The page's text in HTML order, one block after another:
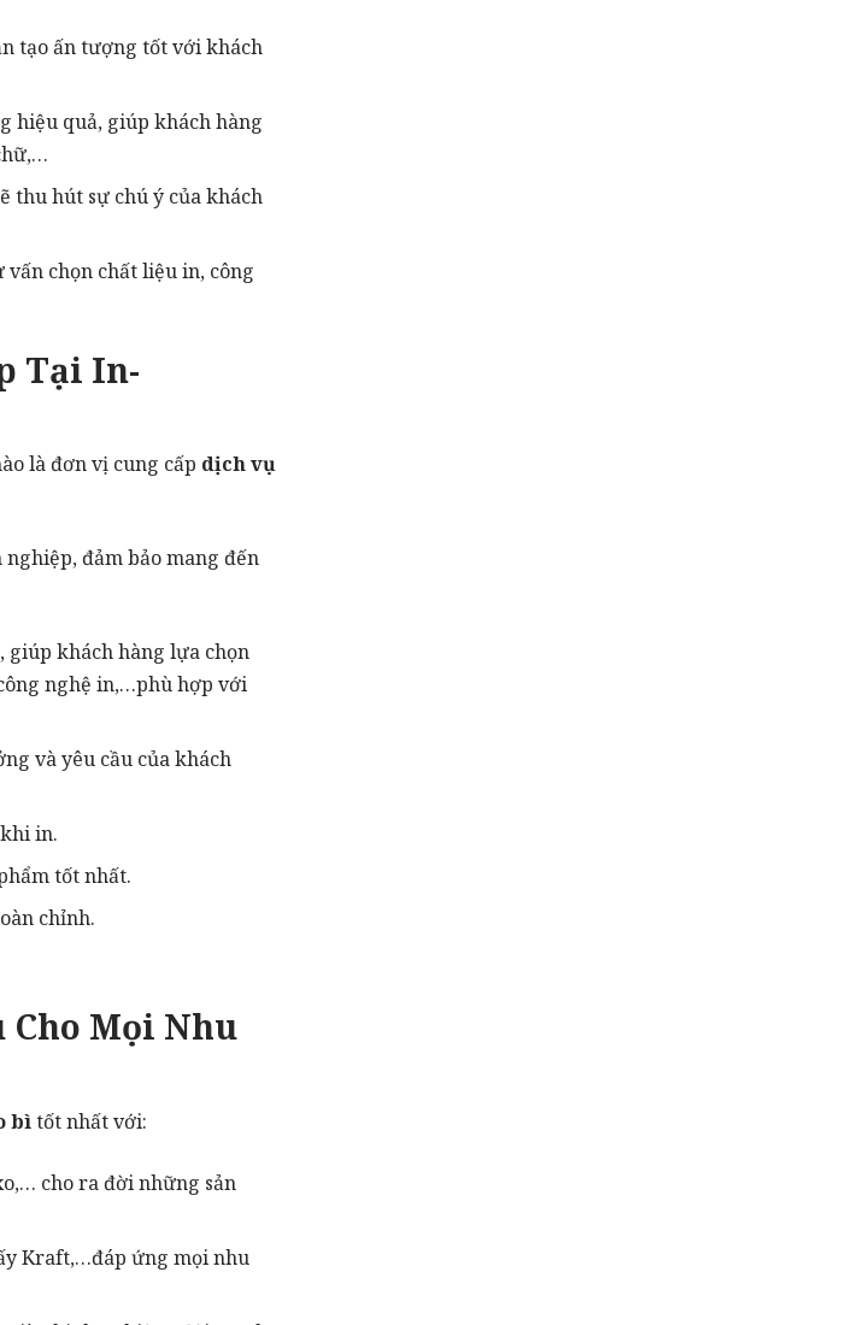
tạo ấn tượng tốt với khách
hiệu quả, giúp khách hàng
thu hút sự chú ý của khách
chọn chất liệu in, công
Tại In-
là đơn vị cung cấp dịch vụ
đảm bảo mang đến
khách hàng lựa chọn
nghệ in,…phù hợp với
và yêu cầu của khách
in.
tốt nhất.
chỉnh.
Cho Mọi Nhu
bìtốt nhất với:
cho ra đời những sản
Kraft,…đáp ứng mọi nhu